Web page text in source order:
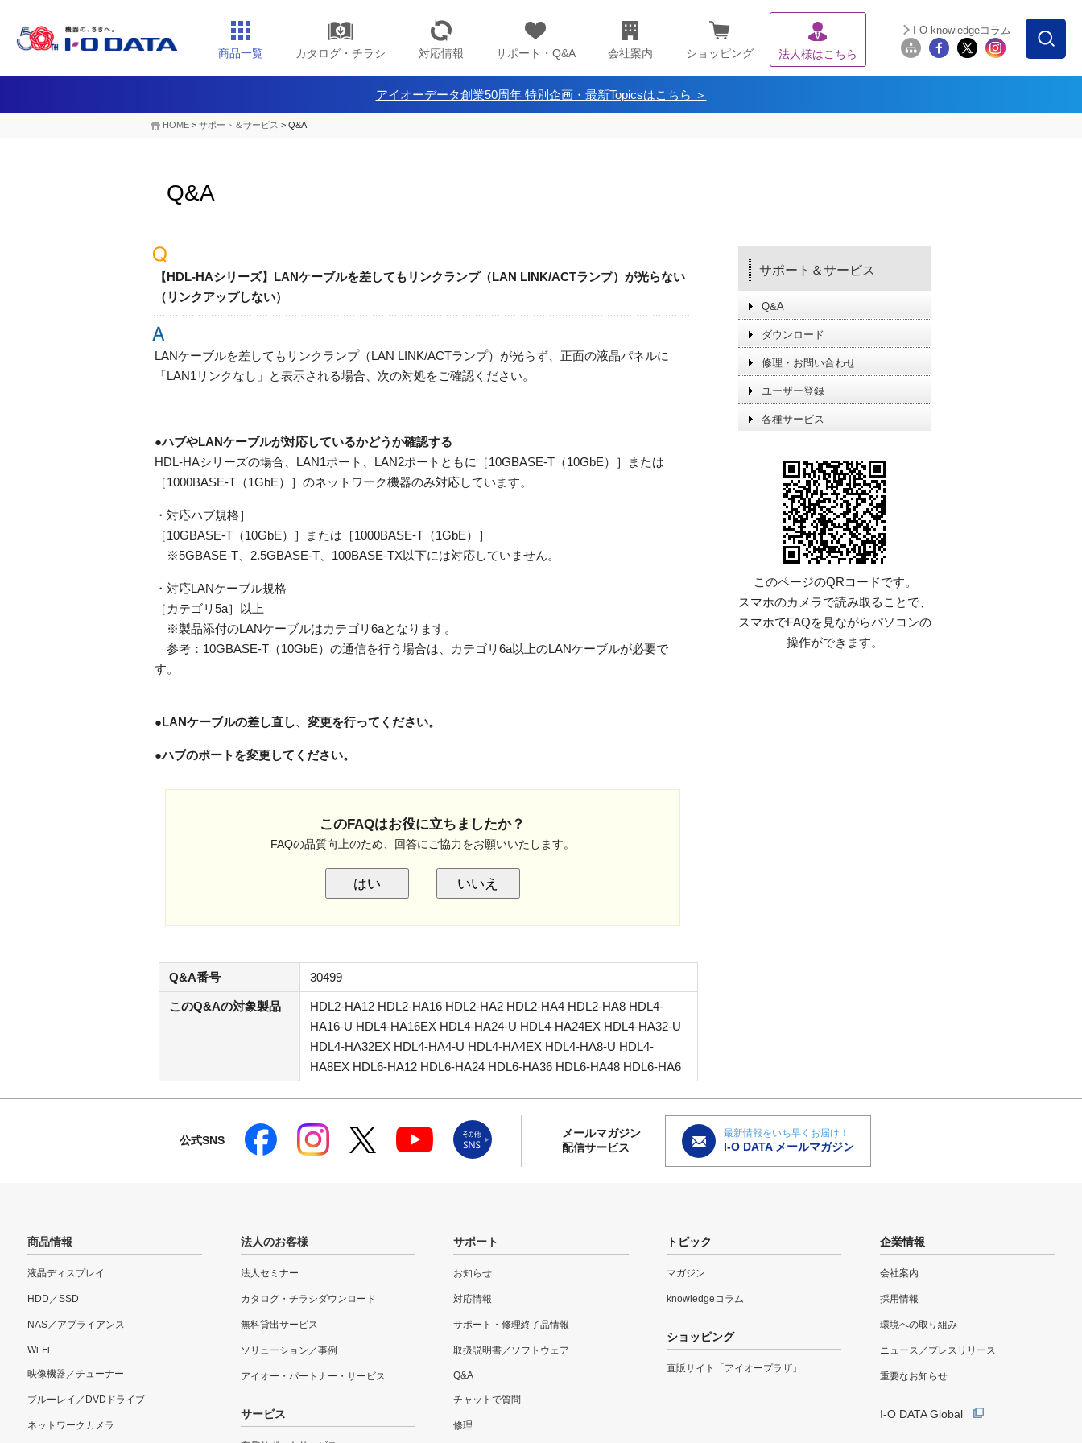
商品一覧 カタログ・チラシ 対応情報 サポート・Q&A 会社案内 ショッピング 法人様はこちら
I-O knowledgeコラム
アイオーデータ創業50周年 特別企画・最新Topicsはこちら ＞
HOME > サポート＆サービス > Q&A
Q&A
【HDL-HAシリーズ】LANケーブルを差してもリンクランプ（LAN LINK/ACTランプ）が光らない
（リンクアップしない）
LANケーブルを差してもリンクランプ（LAN LINK/ACTランプ）が光らず、正面の液晶パネルに
「LAN1リンクなし」と表示される場合、次の対処をご確認ください。
●ハブやLANケーブルが対応しているかどうか確認する
HDL-HAシリーズの場合、LAN1ポート、LAN2ポートともに［10GBASE-T（10GbE）］または
［1000BASE-T（1GbE）］のネットワーク機器のみ対応しています。
・対応ハブ規格］
［10GBASE-T（10GbE）］または［1000BASE-T（1GbE）］
※5GBASE-T、2.5GBASE-T、100BASE-TX以下には対応していません。
・対応LANケーブル規格
［カテゴリ5a］以上
※製品添付のLANケーブルはカテゴリ6aとなります。
参考：10GBASE-T（10GbE）の通信を行う場合は、カテゴリ6a以上のLANケーブルが必要で
す。
●LANケーブルの差し直し、変更を行ってください。
●ハブのポートを変更してください。
このFAQはお役に立ちましたか？
FAQの品質向上のため、回答にご協力をお願いいたします。
はい いいえ
Q&A番号 30499
このQ&Aの対象製品
HDL2-HA12 HDL2-HA16 HDL2-HA2 HDL2-HA4 HDL2-HA8 HDL4-
HA16-U HDL4-HA16EX HDL4-HA24-U HDL4-HA24EX HDL4-HA32-U
HDL4-HA32EX HDL4-HA4-U HDL4-HA4EX HDL4-HA8-U HDL4-
HA8EX HDL6-HA12 HDL6-HA24 HDL6-HA36 HDL6-HA48 HDL6-HA6
サポート＆サービス
Q&A
ダウンロード
修理・お問い合わせ
ユーザー登録
各種サービス
このページのQRコードです。
スマホのカメラで読み取ることで、
スマホでFAQを見ながらパソコンの
操作ができます。
公式SNS
メールマガジン
配信サービス
最新情報をいち早くお届け！
I-O DATA メールマガジン
商品情報
液晶ディスプレイ
HDD／SSD
NAS／アプライアンス
Wi-Fi
映像機器／チューナー
ブルーレイ／DVDドライブ
ネットワークカメラ
法人のお客様
法人セミナー
カタログ・チラシダウンロード
無料貸出サービス
ソリューション／事例
アイオー・パートナー・サービス
サービス
サポート
お知らせ
対応情報
サポート・修理終了品情報
取扱説明書／ソフトウェア
Q&A
チャットで質問
修理
トピック
マガジン
knowledgeコラム
ショッピング
直販サイト「アイオープラザ」
企業情報
会社案内
採用情報
環境への取り組み
ニュース／プレスリリース
重要なお知らせ
I-O DATA Global